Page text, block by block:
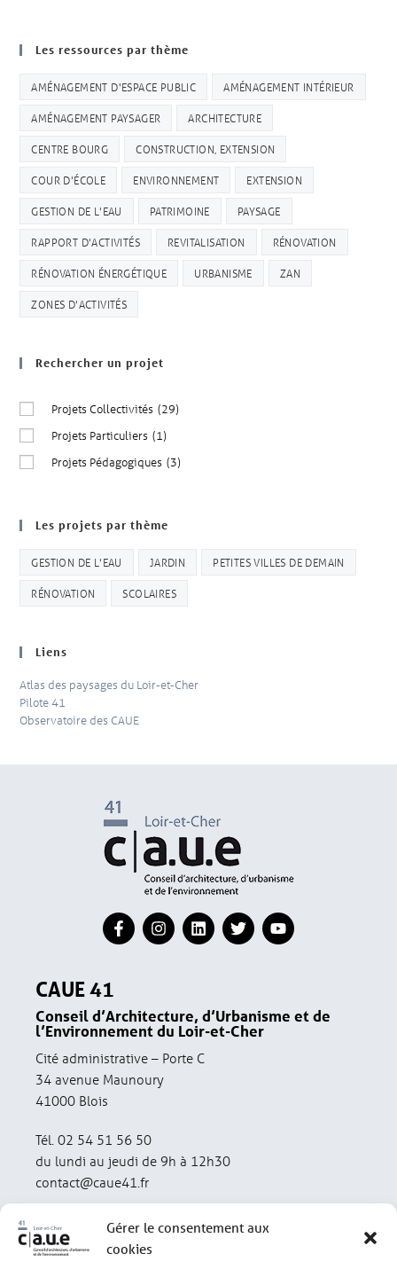
Gérer le consentement aux
cookies
Les ressources par thème
AMÉNAGEMENT D'ESPACE PUBLIC AMÉNAGEMENT INTÉRIEUR
AMÉNAGEMENT PAYSAGER ARCHITECTURE
CENTRE BOURG CONSTRUCTION, EXTENSION
COUR D'ÉCOLE ENVIRONNEMENT EXTENSION
GESTION DE L'EAU PATRIMOINE PAYSAGE
RAPPORT D'ACTIVITÉS REVITALISATION RÉNOVATION
RÉNOVATION ÉNERGÉTIQUE URBANISME ZAN
ZONES D'ACTIVITÉS
Rechercher un projet
Projets Collectivités (29)
Projets Particuliers (1)
Projets Pédagogiques (3)
Les projets par thème
GESTION DE L'EAU JARDIN PETITES VILLES DE DEMAIN
RÉNOVATION SCOLAIRES
Liens
Atlas des paysages du Loir-et-Cher
Pilote 41
Observatoire des CAUE
CAUE 41
Conseil d’Architecture, d’Urbanisme et de
l’Environnement du Loir-et-Cher
Cité administrative – Porte C
34 avenue Maunoury
41000 Blois
Tél. 02 54 51 56 50
du lundi au jeudi de 9h à 12h30
contact@caue41.fr